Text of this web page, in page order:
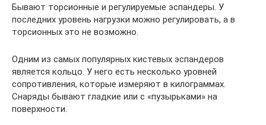
Бывают торсионные и регулируемые эспандеры. У
последних уровень нагрузки можно регулировать, а в
торсионных это не возможно.
Одним из самых популярных кистевых эспандеров
является кольцо. У него есть несколько уровней
сопротивления, которые измеряют в килограммах.
Снаряды бывают гладкие или с «пузырьками» на
поверхности.